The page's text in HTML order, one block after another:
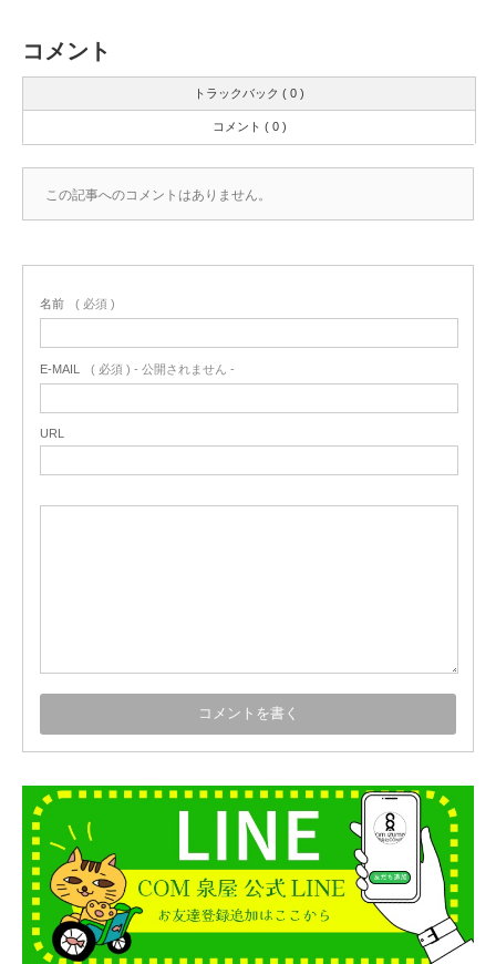
コメント
トラックバック ( 0 )
コメント ( 0 )
この記事へのコメントはありません。
名前 ( 必須 )
E-MAIL ( 必須 ) - 公開されません -
URL